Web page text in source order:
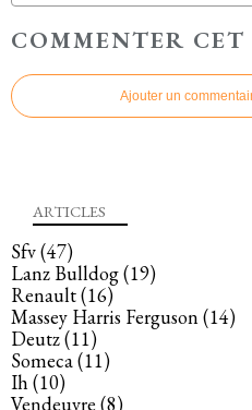
COMMENTER
Ajouter un
ARTICLES
Sfv(47)
Lanz Bulldog(19)
Renault(16)
Massey Harris Ferguson(14)
Deutz(11)
Someca(11)
Ih(10)
Vendeuvre (8)